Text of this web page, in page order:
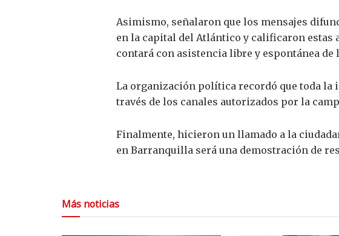
Asimismo, señalaron que los mensajes
en la capital del Atlántico y calificaron estas
contará con asistencia libre y espontánea
La organización política recordó que toda
través de los canales autorizados por la
Finalmente, hicieron un llamado a la
en Barranquilla será una demostración de
Más noticias